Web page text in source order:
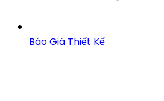
Báo Giá Thiết Kế